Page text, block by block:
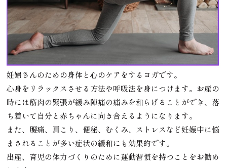
妊婦さんのための身体と心のケアをするヨガです。
心身をリラックスさせる方法や呼吸法を身につけます。お産の
時には筋肉の緊張が緩み陣痛の痛みを和らげることができ、落
ち着いて自分と赤ちゃんに向き合えるようになります。
また、腰痛、肩こり、便秘、むくみ、ストレスなど妊娠中に悩
まされることが多い症状の緩和にも効果的です。
出産、育児の体力づくりのために運動習慣を持つことをお勧め